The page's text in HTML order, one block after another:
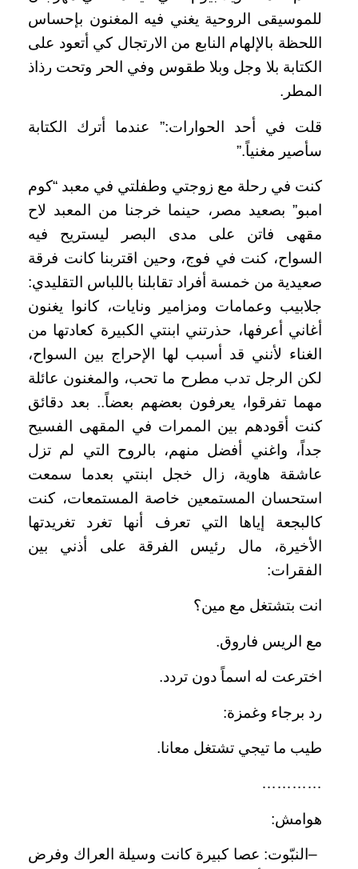
للموسيقى الروحية يغني فيه المغنون بإحساس
اللحظة بالإلهام النابع من الارتجال كي أتعود على
الكتابة بلا وجل وبلا طقوس وفي الحر وتحت رذاذ
المطر .
قلت في أحد الحوارات:” عندما أترك الكتابة
سأصير مغنياً”.
كنت في رحلة مع زوجتي وطفلتي في معبد “كوم
امبو” بصعيد مصر، حينما خرجنا من المعبد لاح
مقهى فاتن على مدى البصر ليستريح فيه
السواح، كنت في فوج، وحين اقتربنا كانت فرقة
صعيدية من خمسة أفراد تقابلنا باللباس التقليدي:
جلابيب وعمامات ومزامير ونايات، كانوا يغنون
أغاني أعرفها، حذرتني ابنتي الكبيرة كعادتها من
الغناء لأنني قد أسبب لها الإحراج بين السواح،
لكن الرجل تدب مطرح ما تحب، والمغنون عائلة
مهما تفرقوا، يعرفون بعضهم بعضاً.. بعد دقائق
كنت أقودهم بين الممرات في المقهى الفسيح
جداً، واغني أفضل منهم، بالروح التي لم تزل
عاشقة هاوية، زال خجل ابنتي بعدما سمعت
استحسان المستمعين خاصة المستمعات، كنت
كالبجعة إياها التي تعرف أنها تغرد تغريدتها
الأخيرة، مال رئيس الفرقة على أذني بين
الفقرات:
انت بتشتغل مع مين؟
مع الريس فاروق.
اخترعت له اسماً دون تردد.
رد برجاء وغمزة:
طيب ما تيجي تشتغل معانا.
…………
هوامش:
–النبّوت: عصا كبيرة كانت وسيلة العراك وفرض